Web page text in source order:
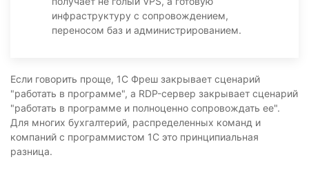
инфраструктуру с сопровождением,
переносом баз и администрированием.
Если говорить проще, 1С Фреш закрывает сценарий
"работать в программе", а RDP-сервер закрывает сценарий
"работать в программе и полноценно сопровождать ее".
Для многих бухгалтерий, распределенных команд и
компаний с программистом 1С это принципиальная
разница.